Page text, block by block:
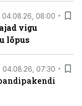
04.08.26, 08:00
vigu
lõpus
04.08.26, 07:30